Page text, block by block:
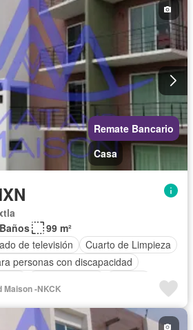
Remate Bancario
Casa
99 m²
de televisión
Cuarto de Limpieza
personas con discapacidad
Cuarto de servicio
Maison -NKCK